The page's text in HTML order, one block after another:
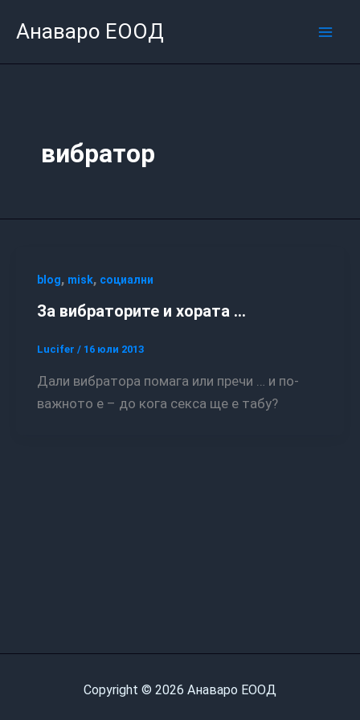
Анаваро ЕООД
вибратор
blog, misk, социални
За вибраторите и хората …
Lucifer / 16 юли 2013
Дали вибратора помага или пречи … и по-
важното е – до кога секса ще е табу?
Copyright © 2026 Анаваро ЕООД